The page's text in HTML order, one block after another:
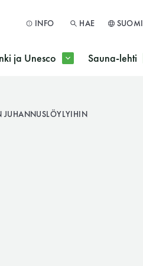
INFO HAE SUOMI
ja Unesco Sauna-lehti
JUHANNUSLÖYLYIHIN